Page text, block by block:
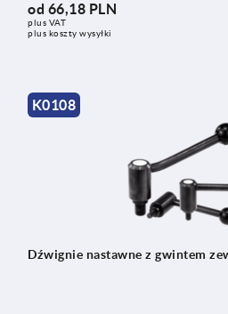
od 66,18 PLN
plus VAT
plus koszty wysyłki
K0108
Dźwignie nastawne z gwintem